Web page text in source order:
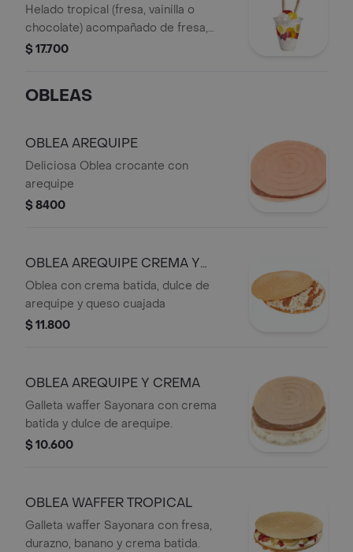
Helado tropical (fresa, vainilla o
chocolate) acompañado de fresa,
durazno, banano, crema batida y
$ 17.700
OBLEAS
OBLEA AREQUIPE
Deliciosa Oblea crocante con
arequipe
$ 8400
OBLEA AREQUIPE CREMA Y
QUESO
Oblea con crema batida, dulce de
arequipe y queso cuajada
$ 11.800
OBLEA AREQUIPE Y CREMA
Galleta waffer Sayonara con crema
batida y dulce de arequipe.
$ 10.600
OBLEA WAFFER TROPICAL
Galleta waffer Sayonara con fresa,
durazno, banano y crema batida.